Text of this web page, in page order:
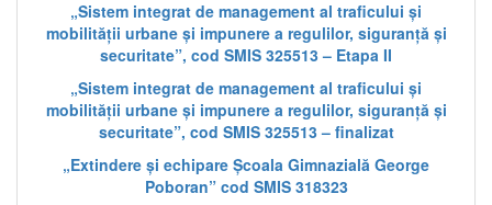
„Sistem integrat de management al traficului și
mobilității urbane și impunere a regulilor, siguranță și
securitate”, cod SMIS 325513 – Etapa II
„Sistem integrat de management al traficului și
mobilității urbane și impunere a regulilor, siguranță și
securitate”, cod SMIS 325513 – finalizat
„Extindere și echipare Școala Gimnazială George
Poboran” cod SMIS 318323